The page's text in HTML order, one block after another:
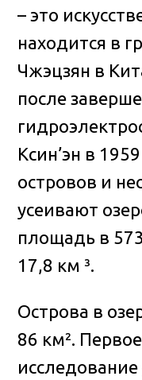
– это
находится в
Чжэцзян в
после
Ксин’эн в
островов и
усеивают
площадь в
17,8 км ³.
Острова в
86 км².